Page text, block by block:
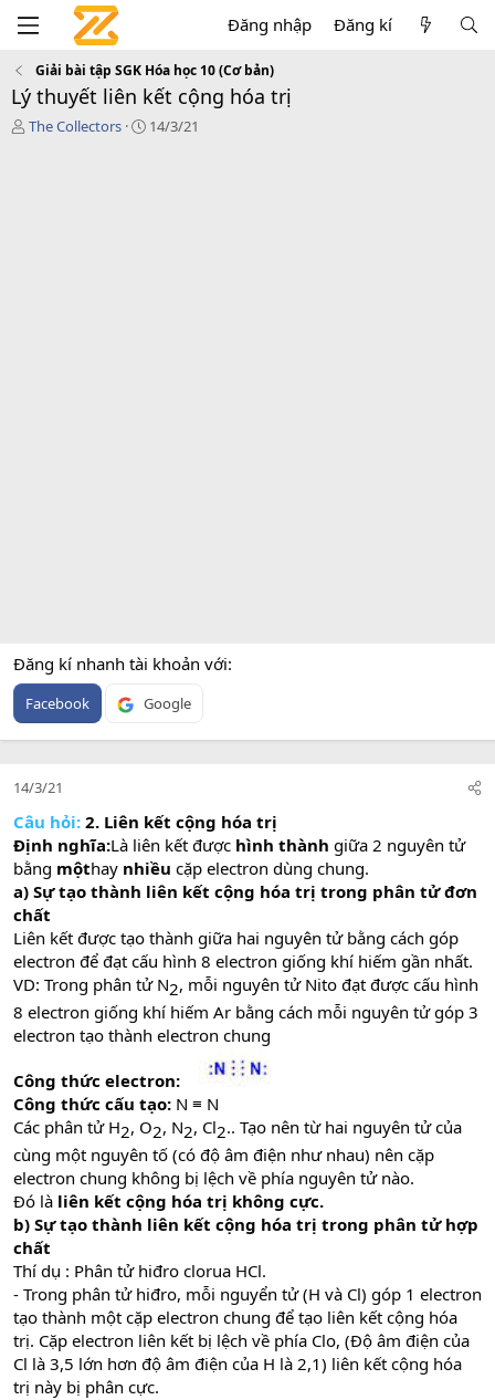
Đăng nhập Đăng kí
Giải bài tập SGK Hóa học 10 (Cơ bản)
Lý thuyết liên kết cộng hóa trị
T
The Collectors
C14/3/21
Đăng kí nhanh tài khoản với
Facebook Google
14/3/21
Câu hỏi: 2. Liên kết cộng hóa trị
Định nghĩa:Là liên kết được hình thành giữa 2 nguyên tử
bằng mộthay nhiều cặp electron dùng chung.
a) Sự tạo thành liên kết cộng hóa trị trong phân tử đơn
chất
Liên kết được tạo thành giữa hai nguyên tử bằng cách góp
electron để đạt cấu hình 8 electron giống khí hiếm gần nhất.
VD: Trong phân tử N2​, mỗi nguyên tử Nito đạt được cấu hình
8 electron giống khí hiếm Ar bằng cách mỗi nguyên tử góp 3
electron tạo thành electron chung
Công thức electron:
Công thức cấu tạo: N ≡ N
Các phân tử H2​, O2​, N2​, Cl2​.. Tạo nên từ hai nguyên tử của
cùng một nguyên tố (có độ âm điện như nhau) nên cặp
electron chung không bị lệch về phía nguyên tử nào.
Đó là liên kết cộng hóa trị không cực.
b) Sự tạo thành liên kết cộng hóa trị trong phân tử hợp
chất
Thí dụ : Phân tử hiđro clorua HCl.
- Trong phân tử hiđro, mỗi nguyển tử (H và Cl) góp 1 electron
tạo thành một cặp electron chung để tạo liên kết cộng hóa
trị. Cặp electron liên kết bị lệch về phía Clo, (Độ âm điện của
Cl là 3,5 lớn hơn độ âm điện của H là 2,1) liên kết cộng hóa
trị này bị phân cực.